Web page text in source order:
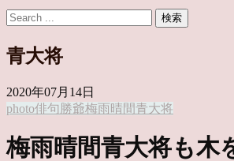
青大将
2020年07月14日
photo俳句 勝爺梅雨晴間青大将
梅雨晴間青大将も木